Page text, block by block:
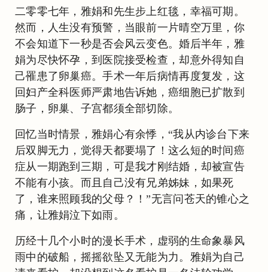
二零零七年，雅娟和先生步上红毯，幸福可期。
然而，人生没有预警，当眼前一片晴空万里，你
不会知道下一秒是否会风云变色。婚后半年，雅
娟为尽快怀孕，到医院接受检查，却意外得知自
己罹患了卵巢癌。手术一年后病情再度复发，这
回妇产全科医师严肃地告诉她，癌细胞已扩散到
肠子，卵巢、子宫都须全部切除。
回忆当时情景，雅娟心有余悸，“我从内诊台下来
后双脚无力，觉得天都要塌了！这么短的时间癌
症从一期跑到三期，可是我才刚结婚，却被宣告
不能有小孩。而且自己没有兄弟姊妹，如果死
了，谁来照顾我的父母？！”无言问苍天的锥心之
痛，让雅娟泣下如雨。
历经十几个小时的漫长手术，虚弱的生命象暴风
雨中的破船，摇摇欲坠又无能为力。雅娟为自己